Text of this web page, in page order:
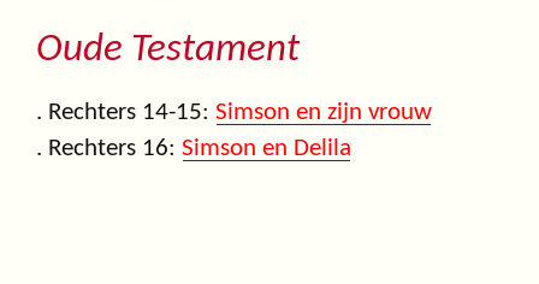
Oude Testament
. Rechters 14-15: Simson en zijn vrouw
. Rechters 16: Simson en Delila